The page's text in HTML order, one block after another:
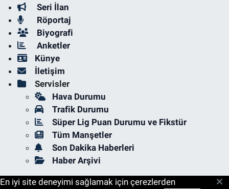
Seri İlan
Röportaj
Biyografi
Anketler
Künye
İletişim
Servisler
Hava Durumu
Trafik Durumu
Süper Lig Puan Durumu ve Fikstür
Tüm Manşetler
Son Dakika Haberleri
Haber Arşivi
En iyi site deneyimi sağlamak için çerezlerden